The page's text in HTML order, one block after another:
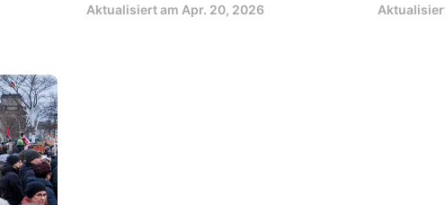
Aktualisiert am Apr. 20, 2026